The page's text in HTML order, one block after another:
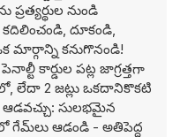
నుండి
దూకండి,
కనుగొనండి!
కార్డుల పట్ల జాగ్రత్తగా
లేదా 2 జట్లు ఒకదానికొకటి
సులభమైన
గేమ్‌లు ఆడండి - అతిపెద్ద